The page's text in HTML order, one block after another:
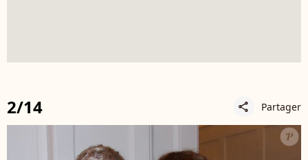
2/14 share Partager